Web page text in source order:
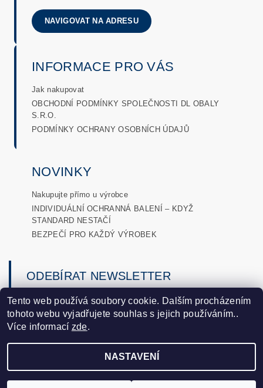
NAVIGOVAT NA ADRESU
INFORMACE PRO VÁS
Jak nakupovat
OBCHODNÍ PODMÍNKY SPOLEČNOSTI DL OBALY
S.R.O.
PODMÍNKY OCHRANY OSOBNÍCH ÚDAJŮ
NOVINKY
Nakupujte přímo u výrobce
INDIVIDUÁLNÍ OCHRANNÁ BALENÍ – KDYŽ
STANDARD NESTAČÍ
BEZPEČÍ PRO KAŽDÝ VÝROBEK
ODEBÍRAT NEWSLETTER
→
Vložením e-mailu souhlasíte s podmínkami ochrany osobních
údajů .
2026 ©DLobaly, všechna práva vyhrazena
Tento web používá soubory cookie. Dalším procházením
tohoto webu vyjadřujete souhlas s jejich používáním..
Více informací zde.
NASTAVENÍ